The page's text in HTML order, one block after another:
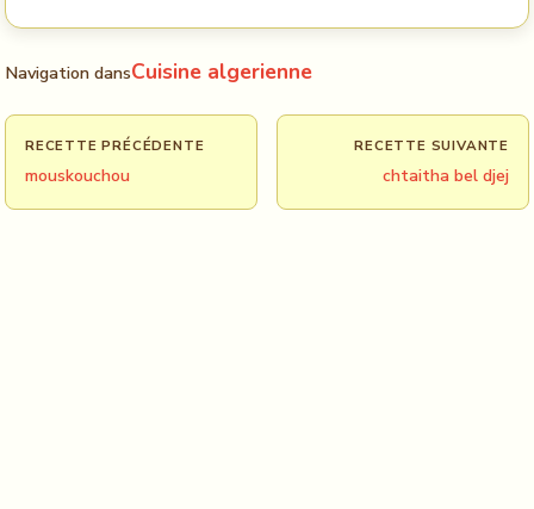
Navigation dansCuisine algerienne
RECETTE PRÉCÉDENTE
mouskouchou
RECETTE SUIVANTE
chtaitha bel djej